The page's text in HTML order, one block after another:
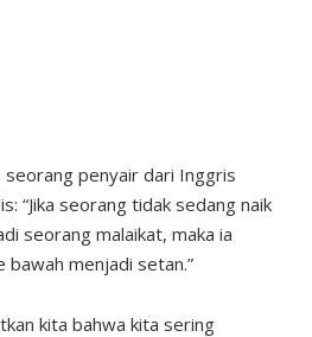
seorang penyair dari Inggris
“Jika seorang tidak sedang naik
seorang malaikat, maka ia
bawah menjadi setan.”
kita bahwa kita sering